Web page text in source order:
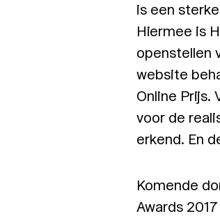
is een
Hiermee is
openstellen
website
Online Prijs.
voor de
erkend. En
Komende
Awards